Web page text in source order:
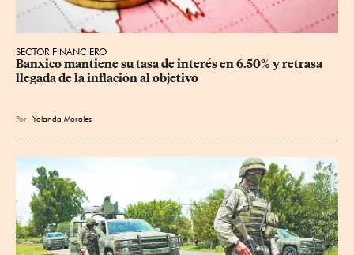
SECTOR FINANCIERO
Banxico mantiene su tasa de interés en 6.50% y retrasa
llegada de la inflación al objetivo
Por Yolanda Morales